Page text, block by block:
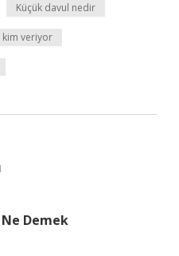
Küçük davul nedir
kim veriyor
Demek